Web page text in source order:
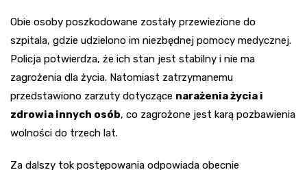
Obie osoby poszkodowane zostały przewiezione do
szpitala, gdzie udzielono im niezbędnej pomocy medycznej.
Policja potwierdza, że ich stan jest stabilny i nie ma
zagrożenia dla życia. Natomiast zatrzymanemu
przedstawiono zarzuty dotyczące narażenia życia i
zdrowia innych osób, co zagrożone jest karą pozbawienia
wolności do trzech lat.
Za dalszy tok postępowania odpowiada obecnie